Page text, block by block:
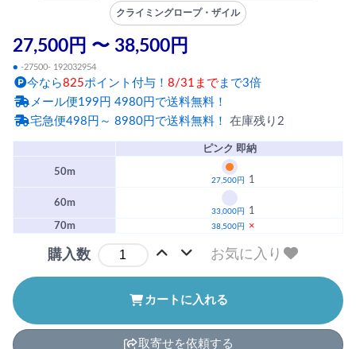
クライミングロープ・ザイル
27,500円 〜 38,500円
● -27500- 192032954
今なら825ポイント付与！ 8/31まで まで3倍
メール便199円 4980円で送料無料！
宅急便498円～ 8980円で送料無料！ 在庫残り2
ピンク 即納
50m
27,500円 1
60m
33,000円
1
70m
38,500円 ×
購入数 お気に入り
カートに入れる
取寄せを依頼する